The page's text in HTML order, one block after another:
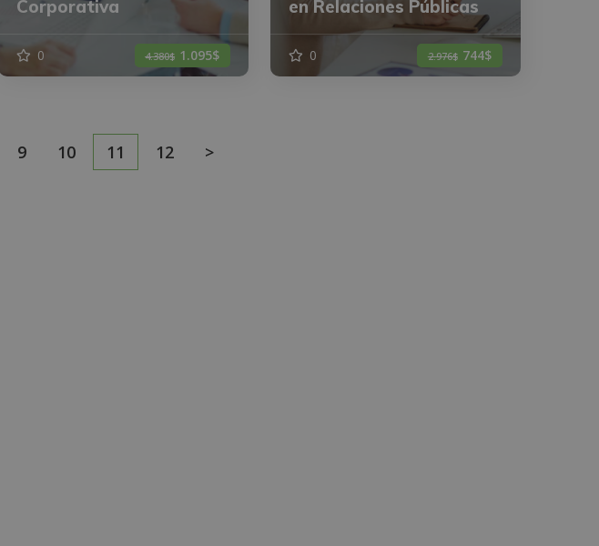
Corporativa
0 4.380$ 1.095$
en Relaciones Públicas
0 2.976$ 744$
9 10 11 12 >